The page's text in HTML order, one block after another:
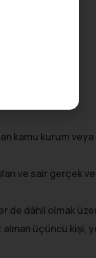
kamu kurum veya
ve sair gerçek
dâhil olmak
alınan üçüncü